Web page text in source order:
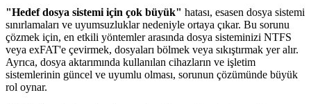
"Hedef dosya sistemi için çok büyük" hatası, esasen dosya sistemi
sınırlamaları ve uyumsuzluklar nedeniyle ortaya çıkar. Bu sorunu
çözmek için, en etkili yöntemler arasında dosya sisteminizi NTFS
veya exFAT'e çevirmek, dosyaları bölmek veya sıkıştırmak yer alır.
Ayrıca, dosya aktarımında kullanılan cihazların ve işletim
sistemlerinin güncel ve uyumlu olması, sorunun çözümünde büyük
rol oynar.